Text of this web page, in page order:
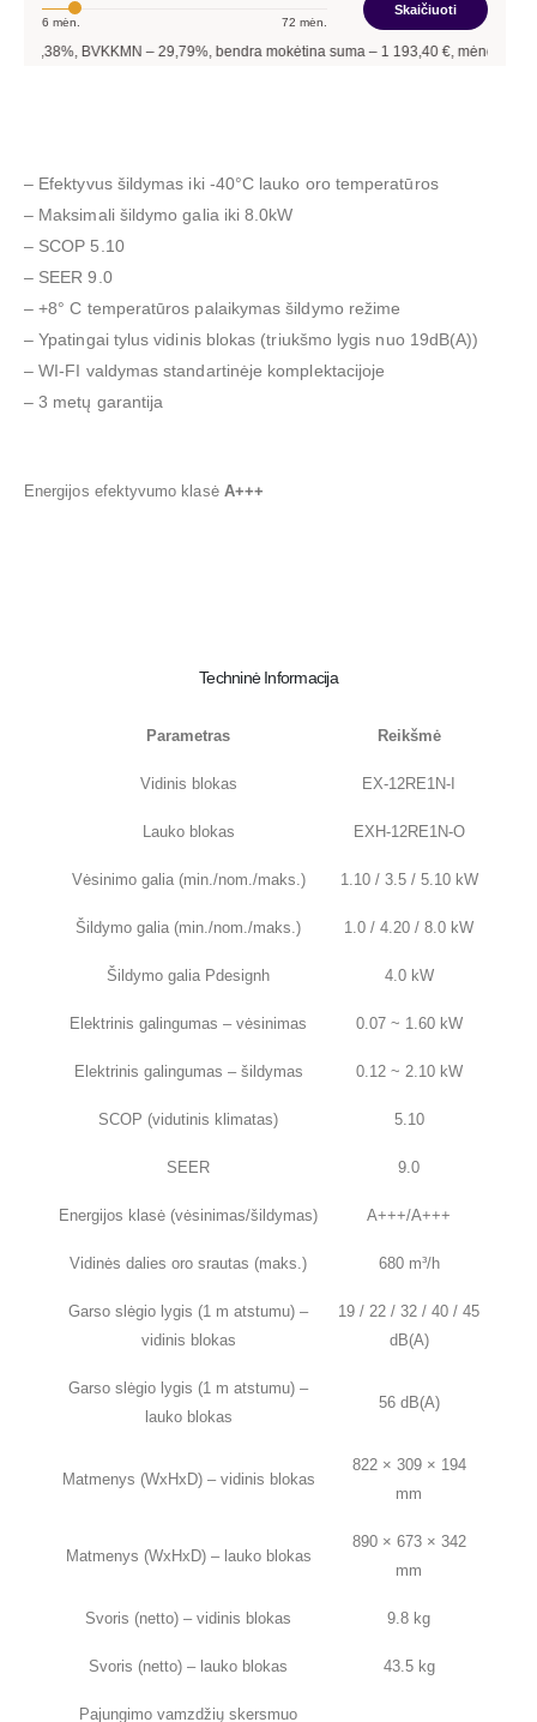
6 mėn. 72 mėn.
Skaičiuoti
%, BVKKMN –29,79%, bendra mokėtina suma –1 193,40€, mėnesio įmoka –
– Efektyvus šildymas iki -40°C lauko oro temperatūros
– Maksimali šildymo galia iki 8.0kW
– SCOP 5.10
– SEER 9.0
– +8° C temperatūros palaikymas šildymo režime
– Ypatingai tylus vidinis blokas (triukšmo lygis nuo 19dB(A))
– WI-FI valdymas standartinėje komplektacijoje
– 3 metų garantija
Energijos efektyvumo klasė A+++
Techninė Informacija
Parametras Reikšmė
Vidinis blokas EX-12RE1N-I
Lauko blokas EXH-12RE1N-O
Vėsinimo galia (min./nom./maks.) 1.10 / 3.5 / 5.10 kW
Šildymo galia (min./nom./maks.) 1.0 / 4.20 / 8.0 kW
Šildymo galia Pdesignh 4.0 kW
Elektrinis galingumas – vėsinimas 0.07 ~ 1.60 kW
Elektrinis galingumas – šildymas 0.12 ~ 2.10 kW
SCOP (vidutinis klimatas) 5.10
SEER 9.0
Energijos klasė (vėsinimas/šildymas) A+++/A+++
Vidinės dalies oro srautas (maks.) 680 m³/h
Garso slėgio lygis (1 m atstumu) –
vidinis blokas
19 / 22 / 32 / 40 / 45
dB(A)
Garso slėgio lygis (1 m atstumu) –
lauko blokas
56 dB(A)
Matmenys (WxHxD) – vidinis blokas
822 × 309 × 194
mm
Matmenys (WxHxD) – lauko blokas
890 × 673 × 342
mm
Svoris (netto) – vidinis blokas 9.8 kg
Svoris (netto) – lauko blokas 43.5 kg
Pajungimo vamzdžių skersmuo